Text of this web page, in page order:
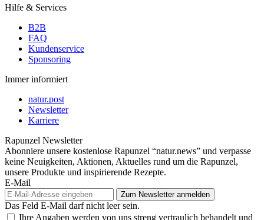
Hilfe & Services
B2B
FAQ
Kundenservice
Sponsoring
Immer informiert
natur.post
Newsletter
Karriere
Rapunzel Newsletter
Abonniere unsere kostenlose Rapunzel “natur.news” und verpasse
keine Neuigkeiten, Aktionen, Aktuelles rund um die Rapunzel,
unsere Produkte und inspirierende Rezepte.
E-Mail
Das Feld E-Mail darf nicht leer sein.
Ihre Angaben werden von uns streng vertraulich behandelt und